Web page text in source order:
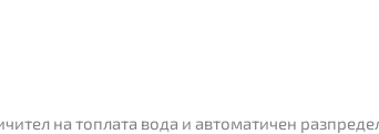
на топлата вода и автоматичен